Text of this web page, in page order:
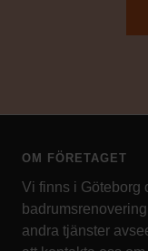
OM FÖRETAGET
Vi finns i Göteborg
andra tjänster